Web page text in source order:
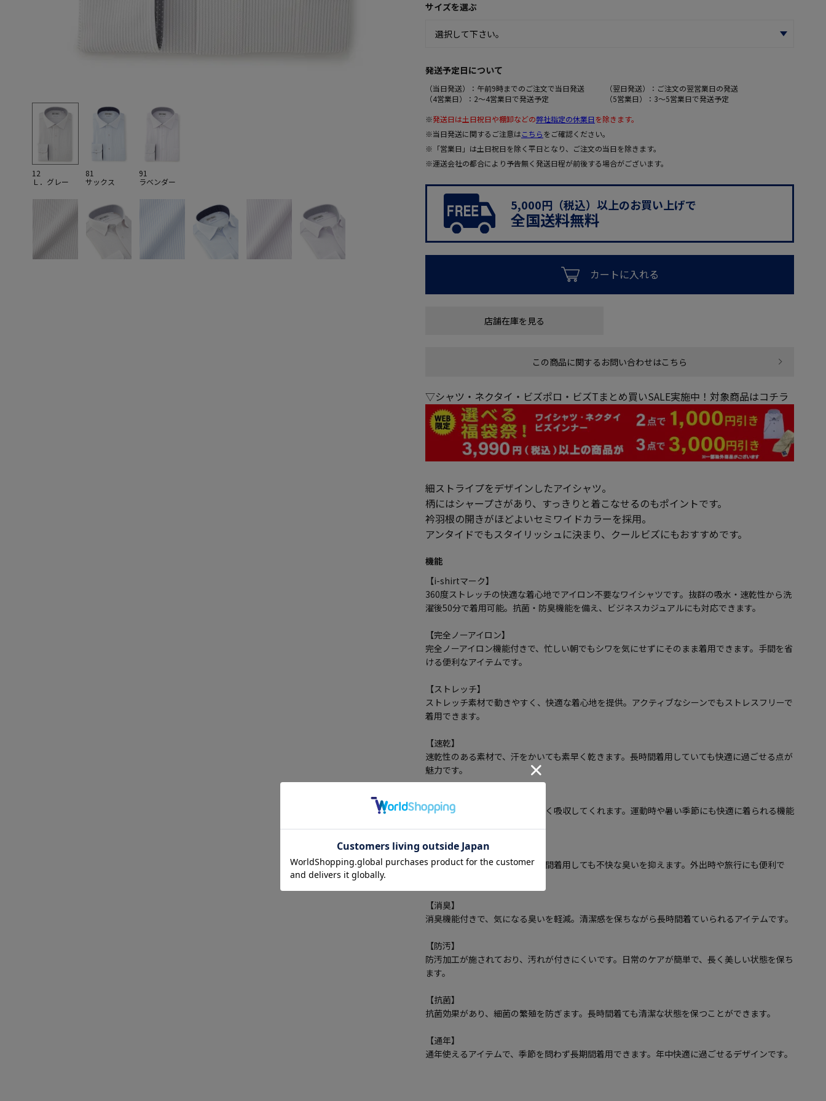
12
Ｌ．グレー
81
サックス
91
ラベンダー
サイズを選ぶ
発送予定日について
（当日発送）：午前9時までのご注文で当日発送
（翌日発送）：ご注文の翌営業日の発送
（4営業日）：2～4営業日で発送予定
（5営業日）：3～5営業日で発送予定
※発送日は土日祝日や棚卸などの弊社指定の休業日を除きます。
※当日発送に関するご注意はこちらをご確認ください。
※「営業日」は土日祝日を除く平日となり、ご注文の当日を除きます。
※運送会社の都合により予告無く発送日程が前後する場合がございます。
5,000円（税込）以上のお買い上げで
全国送料無料
カートに入れる
店舗在庫を見る
この商品に関するお問い合わせはこちら
▽シャツ・ネクタイ・ビズポロ・ビズTまとめ買いSALE実施中！対象商品はコチラ
細ストライプをデザインしたアイシャツ。
柄にはシャープさがあり、すっきりと着こなせるのもポイントです。
衿羽根の開きがほどよいセミワイドカラーを採用。
アンタイドでもスタイリッシュに決まり、クールビズにもおすすめです。
機能
【i-shirtマーク】
360度ストレッチの快適な着心地でアイロン不要なワイシャツです。抜群の吸水・速乾性から洗
濯後50分で着用可能。抗菌・防臭機能を備え、ビジネスカジュアルにも対応できます。
【完全ノーアイロン】
完全ノーアイロン機能付きで、忙しい朝でもシワを気にせずにそのまま着用できます。手間を省
ける便利なアイテムです。
【ストレッチ】
ストレッチ素材で動きやすく、快適な着心地を提供。アクティブなシーンでもストレスフリーで
着用できます。
【速乾】
速乾性のある素材で、汗をかいても素早く乾きます。長時間着用していても快適に過ごせる点が
魅力です。
吸汗性に優れており、汗を素早く吸収してくれます。運動時や暑い季節にも快適に着られる機能
【防臭】
防臭加工が施されており、長時間着用しても不快な臭いを抑えます。外出時や旅行にも便利で
【消臭】
消臭機能付きで、気になる臭いを軽減。清潔感を保ちながら長時間着ていられるアイテムです。
【防汚】
防汚加工が施されており、汚れが付きにくいです。日常のケアが簡単で、長く美しい状態を保ち
ます。
【抗菌】
抗菌効果があり、細菌の繁殖を防ぎます。長時間着ても清潔な状態を保つことができます。
【通年】
通年使えるアイテムで、季節を問わず長期間着用できます。年中快適に過ごせるデザインです。